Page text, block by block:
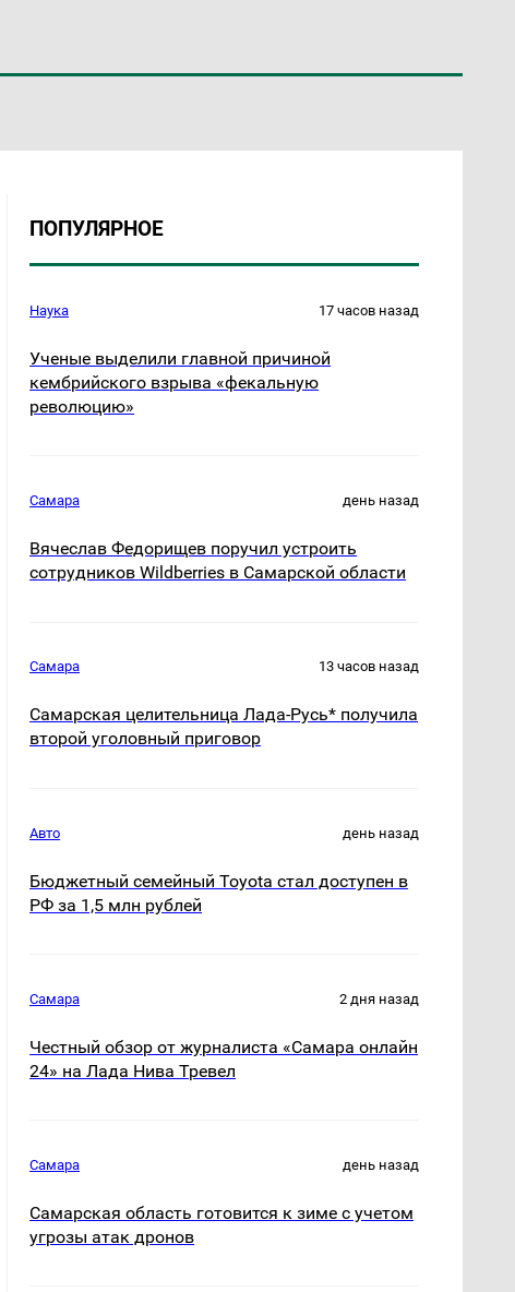
ПОПУЛЯРНОЕ
Наука 17 часов назад
Ученые выделили главной причиной
кембрийского взрыва «фекальную
революцию»
Самара день назад
Вячеслав Федорищев поручил устроить
сотрудников Wildberries в Самарской области
Самара 13 часов назад
Самарская целительница Лада-Русь* получила
второй уголовный приговор
Авто день назад
Бюджетный семейный Toyota стал доступен в
РФ за 1,5 млн рублей
Самара 2 дня назад
Честный обзор от журналиста «Самара онлайн
24» на Лада Нива Тревел
Самара день назад
Самарская область готовится к зиме с учетом
угрозы атак дронов